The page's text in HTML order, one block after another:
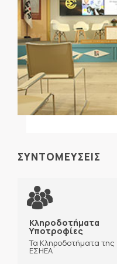
ΣΥΝΤΟΜΕΥΣΕΙΣ
Κληροδοτήματα
Υποτροφίες
Τα Κληροδοτήματα της
ΕΣΗΕΑ